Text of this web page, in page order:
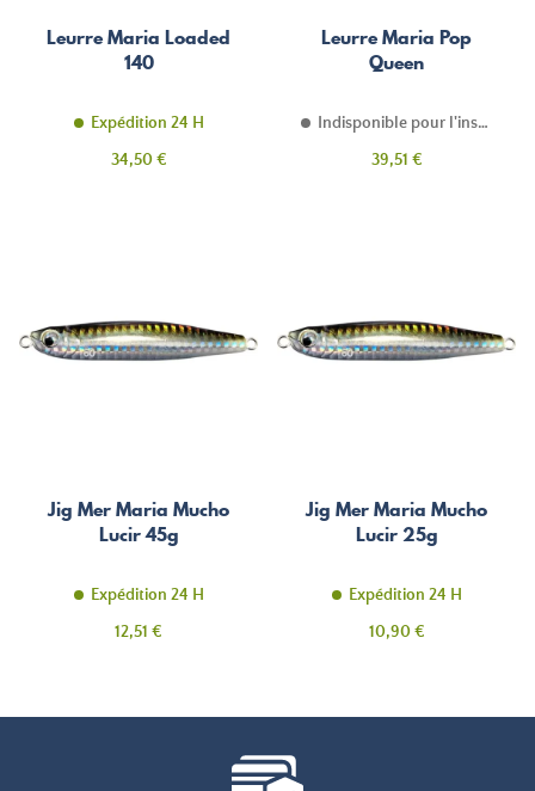
Leurre Maria Loaded
140
Expédition 24 H
Prix
34,50 €
Leurre Maria Pop
Queen
Indisponible pour l'instant
Prix
39,51 €
Jig Mer Maria Mucho
Lucir 45g
Expédition 24 H
Prix
12,51 €
Jig Mer Maria Mucho
Lucir 25g
Expédition 24 H
Prix
10,90 €